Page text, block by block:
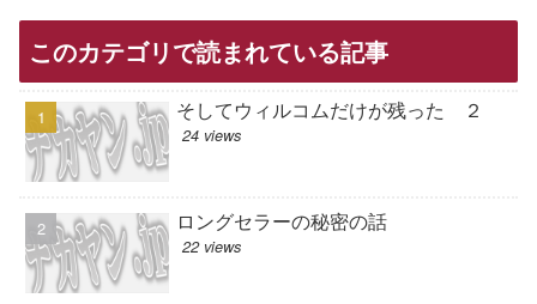
このカテゴリで読まれている記事
そしてウィルコムだけが残った ２
24 views
ロングセラーの秘密の話
22 views